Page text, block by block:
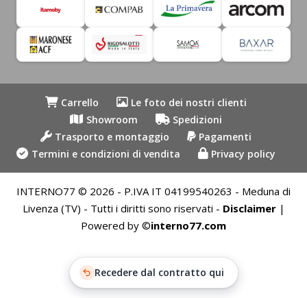
Carrello
Le foto dei nostri clienti
Showroom
Spedizioni
Trasporto e montaggio
Pagamenti
Termini e condizioni di vendita
Privacy policy
INTERNO77 © 2026 - P.IVA IT 04199540263 - Meduna di
Livenza (TV) - Tutti i diritti sono riservati - Disclaimer|
Powered by ©interno77.com
Recedere dal contratto qui